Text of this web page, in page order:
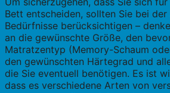
Bett entscheiden, sollten Sie bei der
Bedürfnisse berücksichtigen –
an die gewünschte Größe, den
Matratzentyp (Memory-Schaum
den gewünschten Härtegrad und
die Sie eventuell benötigen. Es ist
dass es verschiedene Arten von